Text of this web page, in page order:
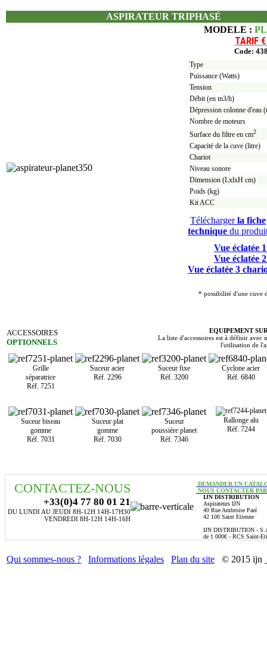
ASPIRATEUR TRIPHASÉ
MODELE :
TARIF
Code:
Type
Puissance (Watts)
Tension
Débit (en m3/h)
Dépression colonne d'eau
Nombre de moteurs
Surface du filtre en cm2
Capacité de la cuve (litre)
Chariot
Niveau sonore
Dimension (LxlxH cm)
Poids (kg)
Kit ACC
Téléchargerla fiche
technique du
Vue éclatée
Vue éclatée
Vue éclatée 3
* possibilité d'une cuve
ACCESSOIRES
OPTIONNELS
EQUIPEMENT
La liste d'accessoires est à définir avec
l'utilisation de
Grille
séparatrice
Réf. 7251
Suceur acier
Réf. 2296
Suceur fixe
Réf. 3200
Cyclone acier
Réf. 6840
Suceur biseau
gomme
Réf. 7031
Suceur plat
gomme
Réf. 7030
Suceur
poussière planet
Réf. 7346
Rallonge alu
Réf. 7244
CONTACTEZ-NOUS
+33(0)4 77 80 01 21
DU LUNDI AU JEUDI 8H-12H 14H-17H30
VENDREDI 8H-12H 14H-16H
DEMANDER UN
NOUS CONTACTER
IJN DISTRIBUTION
Aspirateurs IJN
40 Rue Ambroise Paré
42 100 Saint Etienne
IJN DISTRIBUTION -
de 1 000€ - RCS Saint-
Qui sommes-nous ? Informations légales Plan du site © 2015 ijn